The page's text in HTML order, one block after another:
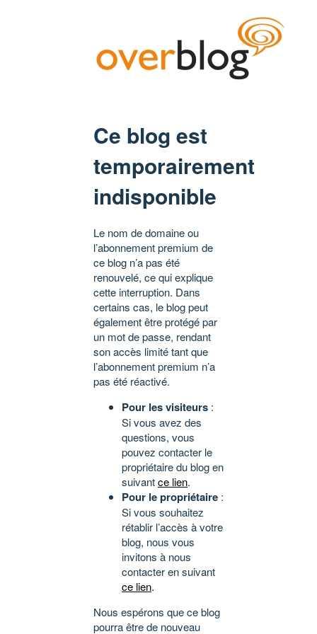
Ce blog est
temporairement
indisponible
Le nom de domaine ou
l’abonnement premium de
ce blog n’a pas été
renouvelé, ce qui explique
cette interruption. Dans
certains cas, le blog peut
également être protégé par
un mot de passe, rendant
son accès limité tant que
l’abonnement premium n’a
pas été réactivé.
Pour les visiteurs :
Si vous avez des
questions, vous
pouvez contacter le
propriétaire du blog en
suivantce lien.
Pour le propriétaire :
Si vous souhaitez
rétablir l’accès à votre
blog, nous vous
invitons à nous
contacter en suivant
ce lien.
Nous espérons que ce blog
pourra être de nouveau